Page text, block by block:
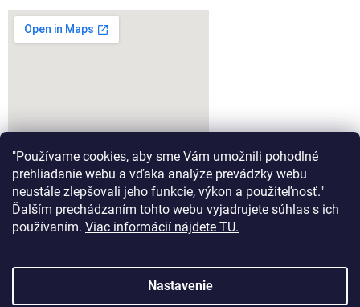
"Používame cookies, aby sme Vám umožnili pohodlné
prehliadanie webu a vďaka analýze prevádzky webu
neustále zlepšovali jeho funkcie, výkon a použiteľnosť."
Ďalším prechádzaním tohto webu vyjadrujete súhlas s ich
používaním. Viac informácií nájdete TU.
Nastavenie
google-map-generator.com
Vytvoril Shoptet